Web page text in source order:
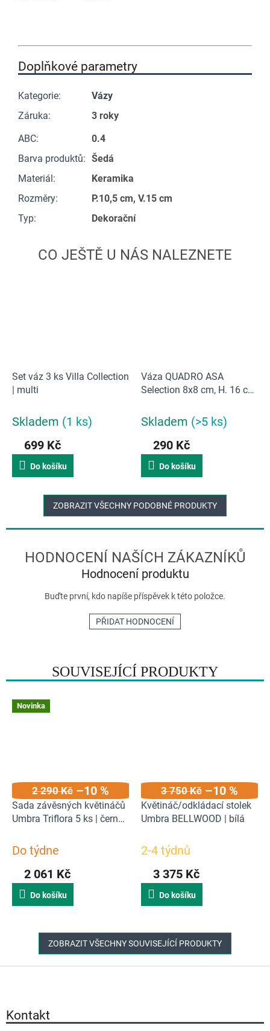
SOUVISEJÍCÍ PRODUKTY
Novinka
2 290 Kč –10 %
Sada závěsných květináčů
Umbra Triflora 5 ks | černá,
Do týdne
2 061 Kč
Do košíku
3 750 Kč –10 %
Květináč/odkládací stolek
Umbra BELLWOOD | bílá
2-4 týdnů
3 375 Kč
Do košíku
ZOBRAZIT VŠECHNY SOUVISEJÍCÍ PRODUKTY
Doplňkové parametry
Kategorie:
Vázy
Záruka:
3 roky
ABC:
0.4
Barva produktů: Šedá
Materiál :
Keramika
Rozměry:
P.10,5 cm, V.15 cm
Typ: Dekorační
Set váz 3 ks Villa Collection
| multi
Skladem (1 ks)
699 Kč
Do košíku
Váza QUADRO ASA
Selection 8x8 cm, H. 16 cm
Skladem (>5 ks)
290 Kč
Do košíku
ZOBRAZIT VŠECHNY PODOBNÉ PRODUKTY
Hodnocení produktu
Buďte první, kdo napíše příspěvek k této položce.
PŘIDAT HODNOCENÍ
Kontakt